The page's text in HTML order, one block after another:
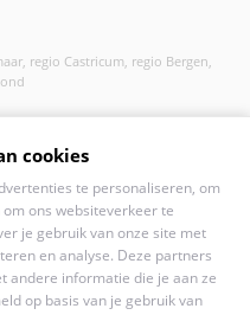
cookies
te personaliseren, om
ons websiteverkeer te
je gebruik van onze site met
en analyse. Deze partners
andere informatie die je aan ze
op basis van je gebruik van
regio Castricum, regio Bergen,